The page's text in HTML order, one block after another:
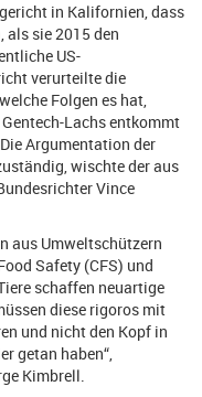
in Kalifornien, dass
als sie 2015 den
US-
verurteilte die
Folgen es hat,
Lachs entkommt
Argumentation der
wischte der aus
Vince
aus Umweltschützern
Safety (CFS) und
schaffen neuartige
diese rigoros mit
und nicht den Kopf in
getan haben“,
Kimbrell.